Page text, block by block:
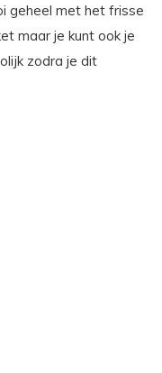
geheel met het frisse
maar je kunt ook je
zodra je dit